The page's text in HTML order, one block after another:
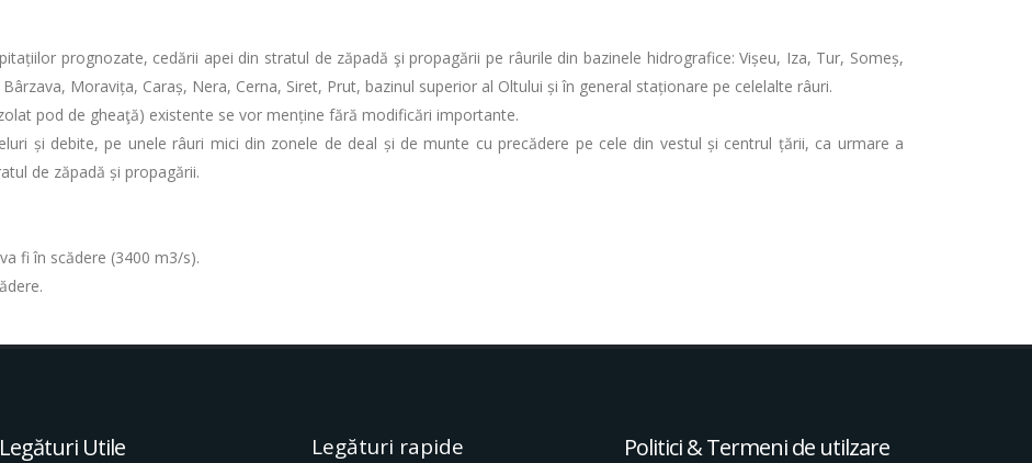
prognozate, cedării apei din stratul de zăpadă şi propagării pe râurile din bazinele hidrografice: Vișeu, Iza, Tur, Someș,
Moravița, Caraș, Nera, Cerna, Siret, Prut, bazinul superior al Oltului și în general staționare pe celelalte râuri.
pod de gheaţă) existente se vor menține fără modificări importante.
și debite, pe unele râuri mici din zonele de deal și de munte cu precădere pe cele din vestul și centrul țării, ca urmare a
de zăpadă și propagării.
fi în scădere (3400 m3/s).
Legături Utile Legături rapide Politici & Termeni de utilzare